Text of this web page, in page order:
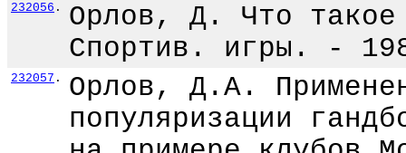
232056 .
Орлов, Д. Что
Спортив. игры. -
232057 .
Орлов, Д.А.
популяризации